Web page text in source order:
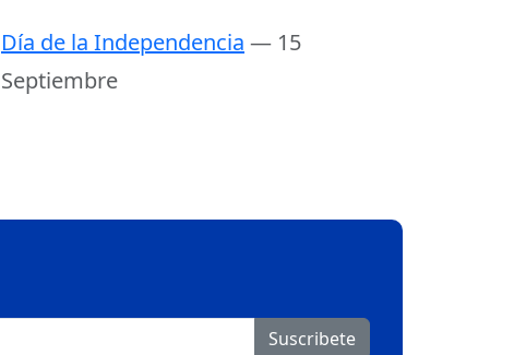
Día de la Independencia — 15
Septiembre
Suscribete